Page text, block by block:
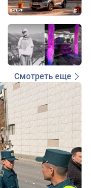
Смотреть еще